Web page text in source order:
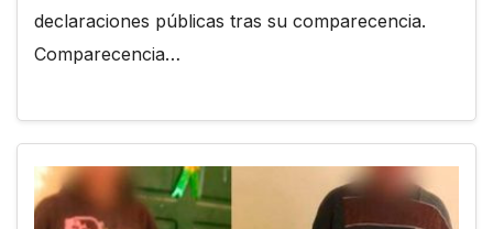
declaraciones públicas tras su comparecencia.
Comparecencia…